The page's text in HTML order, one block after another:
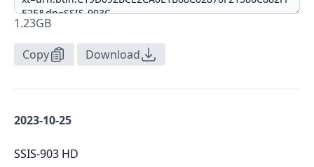
1.23GB
Copy Download
2023-10-25
SSIS-903 HD